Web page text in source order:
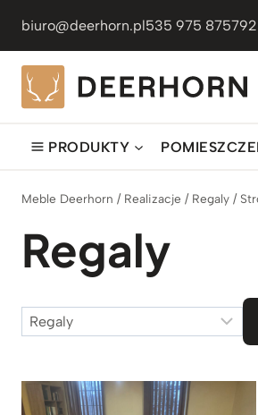
treści
biuro@deerhorn.pl535 975 875
PRODUKTY
Meble Deerhorn / Realizacje / Regaly /
Regaly
Kategorie